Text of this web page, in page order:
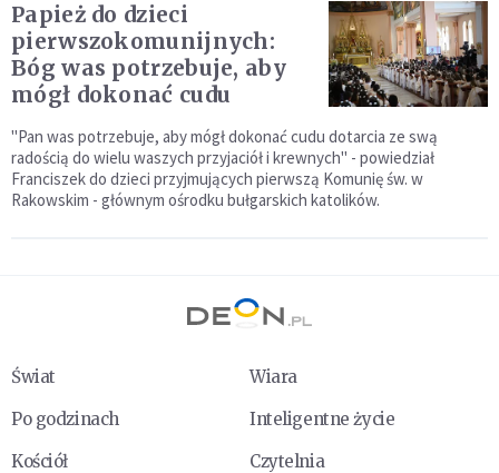
Papież do dzieci
pierwszokomunijnych:
Bóg was potrzebuje, aby
mógł dokonać cudu
"Pan was potrzebuje, aby mógł dokonać cudu dotarcia ze swą
radością do wielu waszych przyjaciół i krewnych" - powiedział
Franciszek do dzieci przyjmujących pierwszą Komunię św. w
Rakowskim - głównym ośrodku bułgarskich katolików.
Świat
Wiara
Po godzinach
Inteligentne życie
Kościół
Czytelnia